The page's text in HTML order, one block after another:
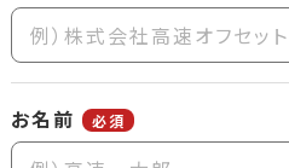
お名前 必須